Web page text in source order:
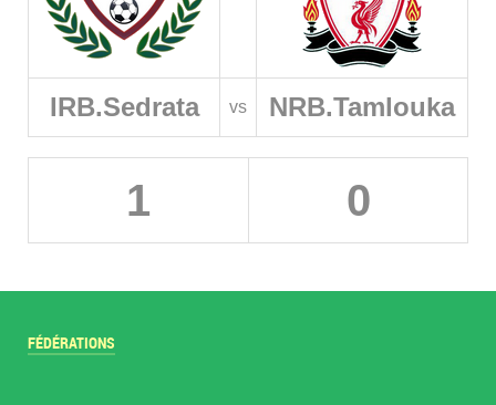
IRB.Sedrata vs NRB.Tamlouka
1 0
FÉDÉRATIONS